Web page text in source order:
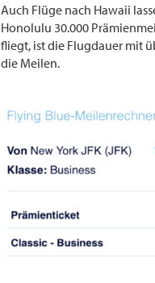
Auch Flüge nach Hawaii
Honolulu 30.000
fliegt, ist die Flugdauer mit
die Meilen.